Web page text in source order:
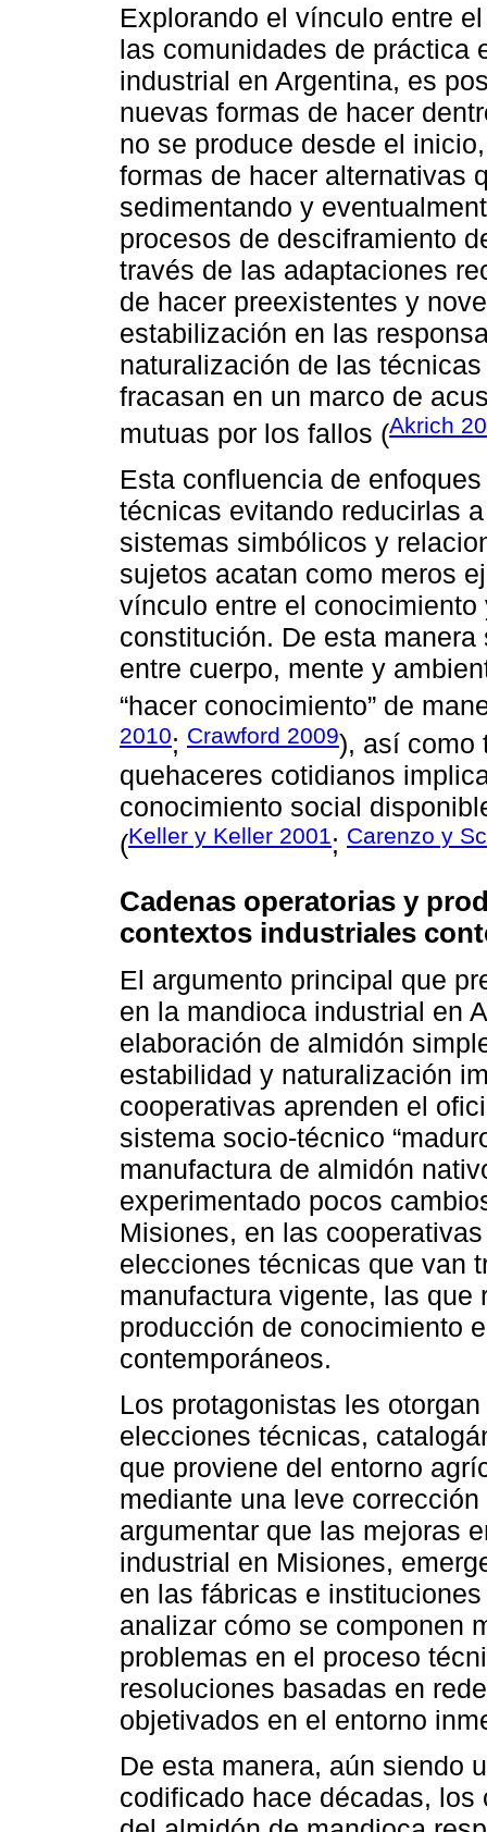
Explorando el vínculo entre
las comunidades de práctica
industrial en Argentina, es
nuevas formas de hacer
no se produce desde el
formas de hacer alternativas
sedimentando y
procesos de desciframiento
través de las adaptaciones
de hacer preexistentes y
estabilización en las
naturalización de las
fracasan en un marco de
mutuas por los fallos (Akrich
Esta confluencia de
técnicas evitando reducirlas
sistemas simbólicos y
sujetos acatan como meros
vínculo entre el
constitución. De esta
entre cuerpo, mente y
“hacer conocimiento” de
2010; Crawford 2009), así como
quehaceres cotidianos
conocimiento social
(Keller y Keller 2001; Carenzo y
Cadenas operatorias y
contextos industriales
El argumento principal que
en la mandioca industrial en
elaboración de almidón
estabilidad y naturalización
cooperativas aprenden el
sistema socio-técnico
manufactura de almidón
experimentado pocos
Misiones, en las
elecciones técnicas que van
manufactura vigente, las
producción de conocimiento
contemporáneos.
Los protagonistas les
elecciones técnicas,
que proviene del entorno
mediante una leve
argumentar que las mejoras
industrial en Misiones,
en las fábricas e
analizar cómo se componen
problemas en el proceso
resoluciones basadas en
objetivados en el entorno
De esta manera, aún siendo
codificado hace décadas,